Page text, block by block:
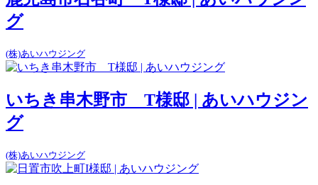
グ
(株)あいハウジング
いちき串木野市 T様邸 | あいハウジン
グ
(株)あいハウジング